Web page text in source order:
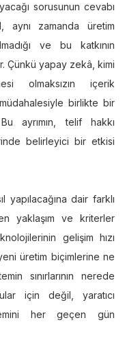
sorusunun cevabı
aynı zamanda üretim
ve bu katkının
Çünkü yapay zekâ, kimi
olmaksızın içerik
birlikte bir
ayrımın, telif hakkı
belirleyici bir etkisi
yapılacağına dair farklı
yaklaşım ve kriterler
gelişim hızı
üretim biçimlerine ne
sınırlarının nerede
için değil, yaratıcı
her geçen gün